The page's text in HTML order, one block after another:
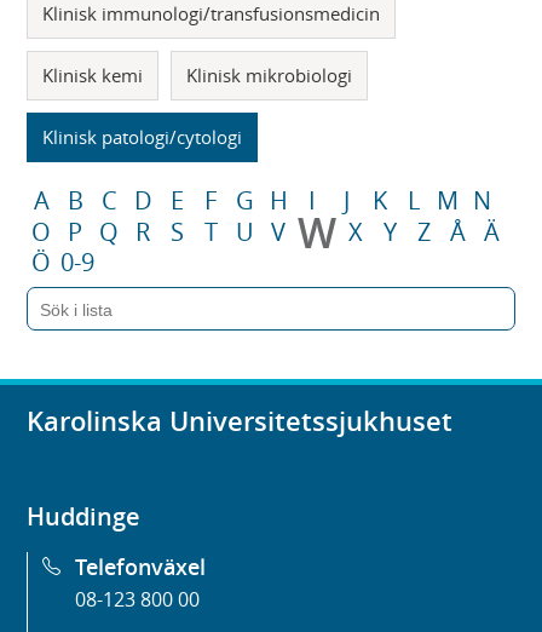
Klinisk immunologi/transfusionsmedicin
Klinisk kemi Klinisk mikrobiologi
Klinisk patologi/cytologi
A B C D E F G H I J K L M N
O
P Q R S T U V W X Y Z Å Ä
Ö 0-9
Karolinska Universitetssjukhuset
Huddinge
Telefonväxel
08-123 800 00